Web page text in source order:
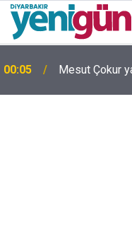
00:05 Mesut Çokur